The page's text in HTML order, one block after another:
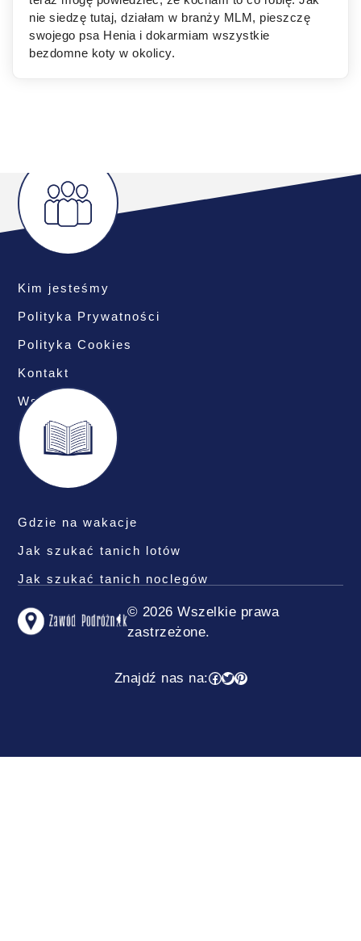
nie siedzę tutaj, działam w branży MLM, pieszczę
swojego psa Henia i dokarmiam wszystkie
bezdomne koty w okolicy.
Kim jesteśmy
Polityka Prywatności
Polityka Cookies
Kontakt
Współpraca
Gdzie na wakacje
Jak szukać tanich lotów
Jak szukać tanich noclegów
© 2026 Wszelkie prawa
zastrzeżone.
Znajdź nas na:Facebook
Twitter
Pinterest